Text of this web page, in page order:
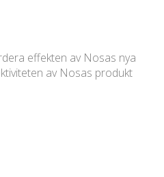
effekten av Nosas nya
av Nosas produkt